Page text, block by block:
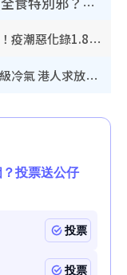
鬼門開2026｜農曆七月撞正日全食特別邪？專家警告切忌做一事！揭4大禁忌+2招保平安
奪命寄生蟲｜食生菜狂瀉首現死者！疫潮惡化錄1.8萬宗病例 揭洗菜3大謬誤
內地客歎港人唔識老！揭港鐵保鮮級冷氣 港人求放過：咪投訴